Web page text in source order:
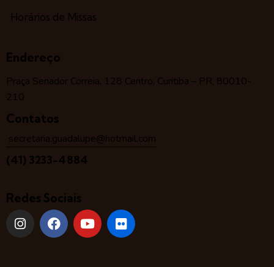
Horários de Missas
Endereço
Praça Senador Correia, 128 Centro, Curitiba – PR, 80010-
210
Contatos
secretaria.guadalupe@hotmail.com
(41) 3233-4884
Redes Sociais